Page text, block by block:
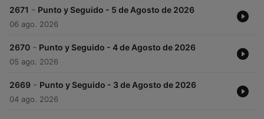
2671 - Punto y Seguido - 5 de Agosto de 2026
06 ago. 2026
2670 - Punto y Seguido - 4 de Agosto de 2026
05 ago. 2026
2669 - Punto y Seguido - 3 de Agosto de 2026
04 ago. 2026